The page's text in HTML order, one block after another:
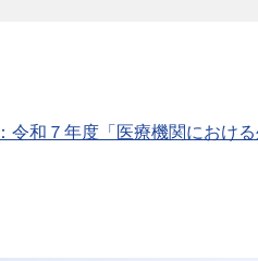
令和７年度「医療機関におけ